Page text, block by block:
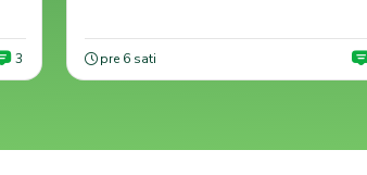
3 pre 6 sati